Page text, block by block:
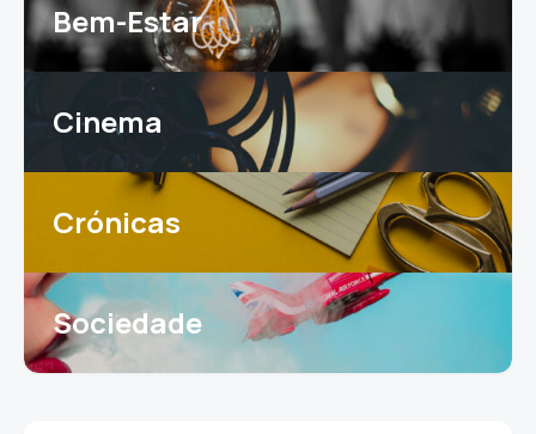
Bem-Estar
Cinema
Crónicas
Sociedade